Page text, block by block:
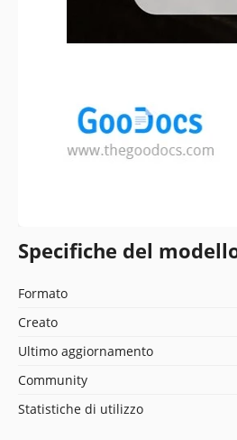
Specifiche del
Formato
Creato
Ultimo aggiornamento
Community
Statistiche di utilizzo